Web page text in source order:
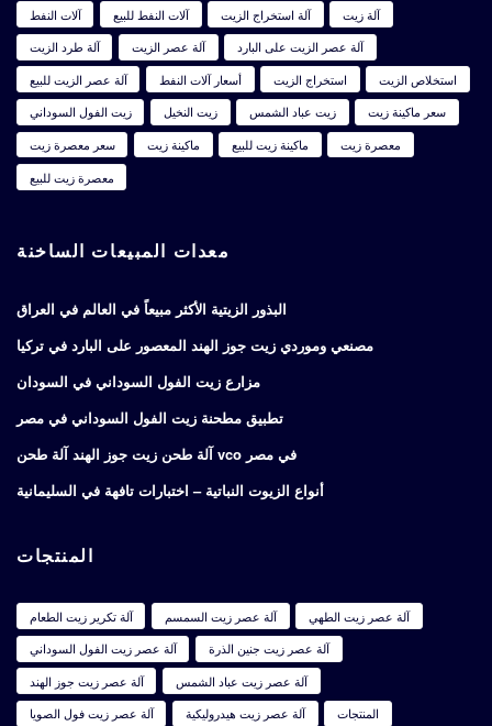
آلات النفط آلات النفط للبيع آلة استخراج الزيت
آلة زيت
آلة طرد الزيت
آلة عصر الزيت
آلة عصر الزيت على البارد
آلة عصر الزيت للبيع
أسعار آلات النفط استخراج الزيت
استخلاص الزيت
زيت الفول السوداني
زيت النخيل زيت عباد الشمس
سعر ماكينة زيت
سعر معصرة زيت
ماكينة زيت ماكينة زيت للبيع
معصرة زيت
معصرة زيت للبيع
معدات المبيعات الساخنة
البذور الزيتية الأكثر مبيعاً في العالم في العراق
مصنعي وموردي زيت جوز الهند المعصور على البارد في تركيا
مزارع زيت الفول السوداني في السودان
تطبيق مطحنة زيت الفول السوداني في مصر
آلة طحن زيت جوز الهند آلة طحن vco في مصر
أنواع الزيوت النباتية – اختبارات تافهة في السليمانية
المنتجات
آلة تكرير زيت الطعام آلة عصر زيت السمسم
آلة عصر زيت الطهي
آلة عصر زيت الفول السوداني
آلة عصر زيت جنين الذرة
آلة عصر زيت جوز الهند
آلة عصر زيت عباد الشمس
آلة عصر زيت فول الصويا
آلة عصر زيت هيدروليكية المنتجات